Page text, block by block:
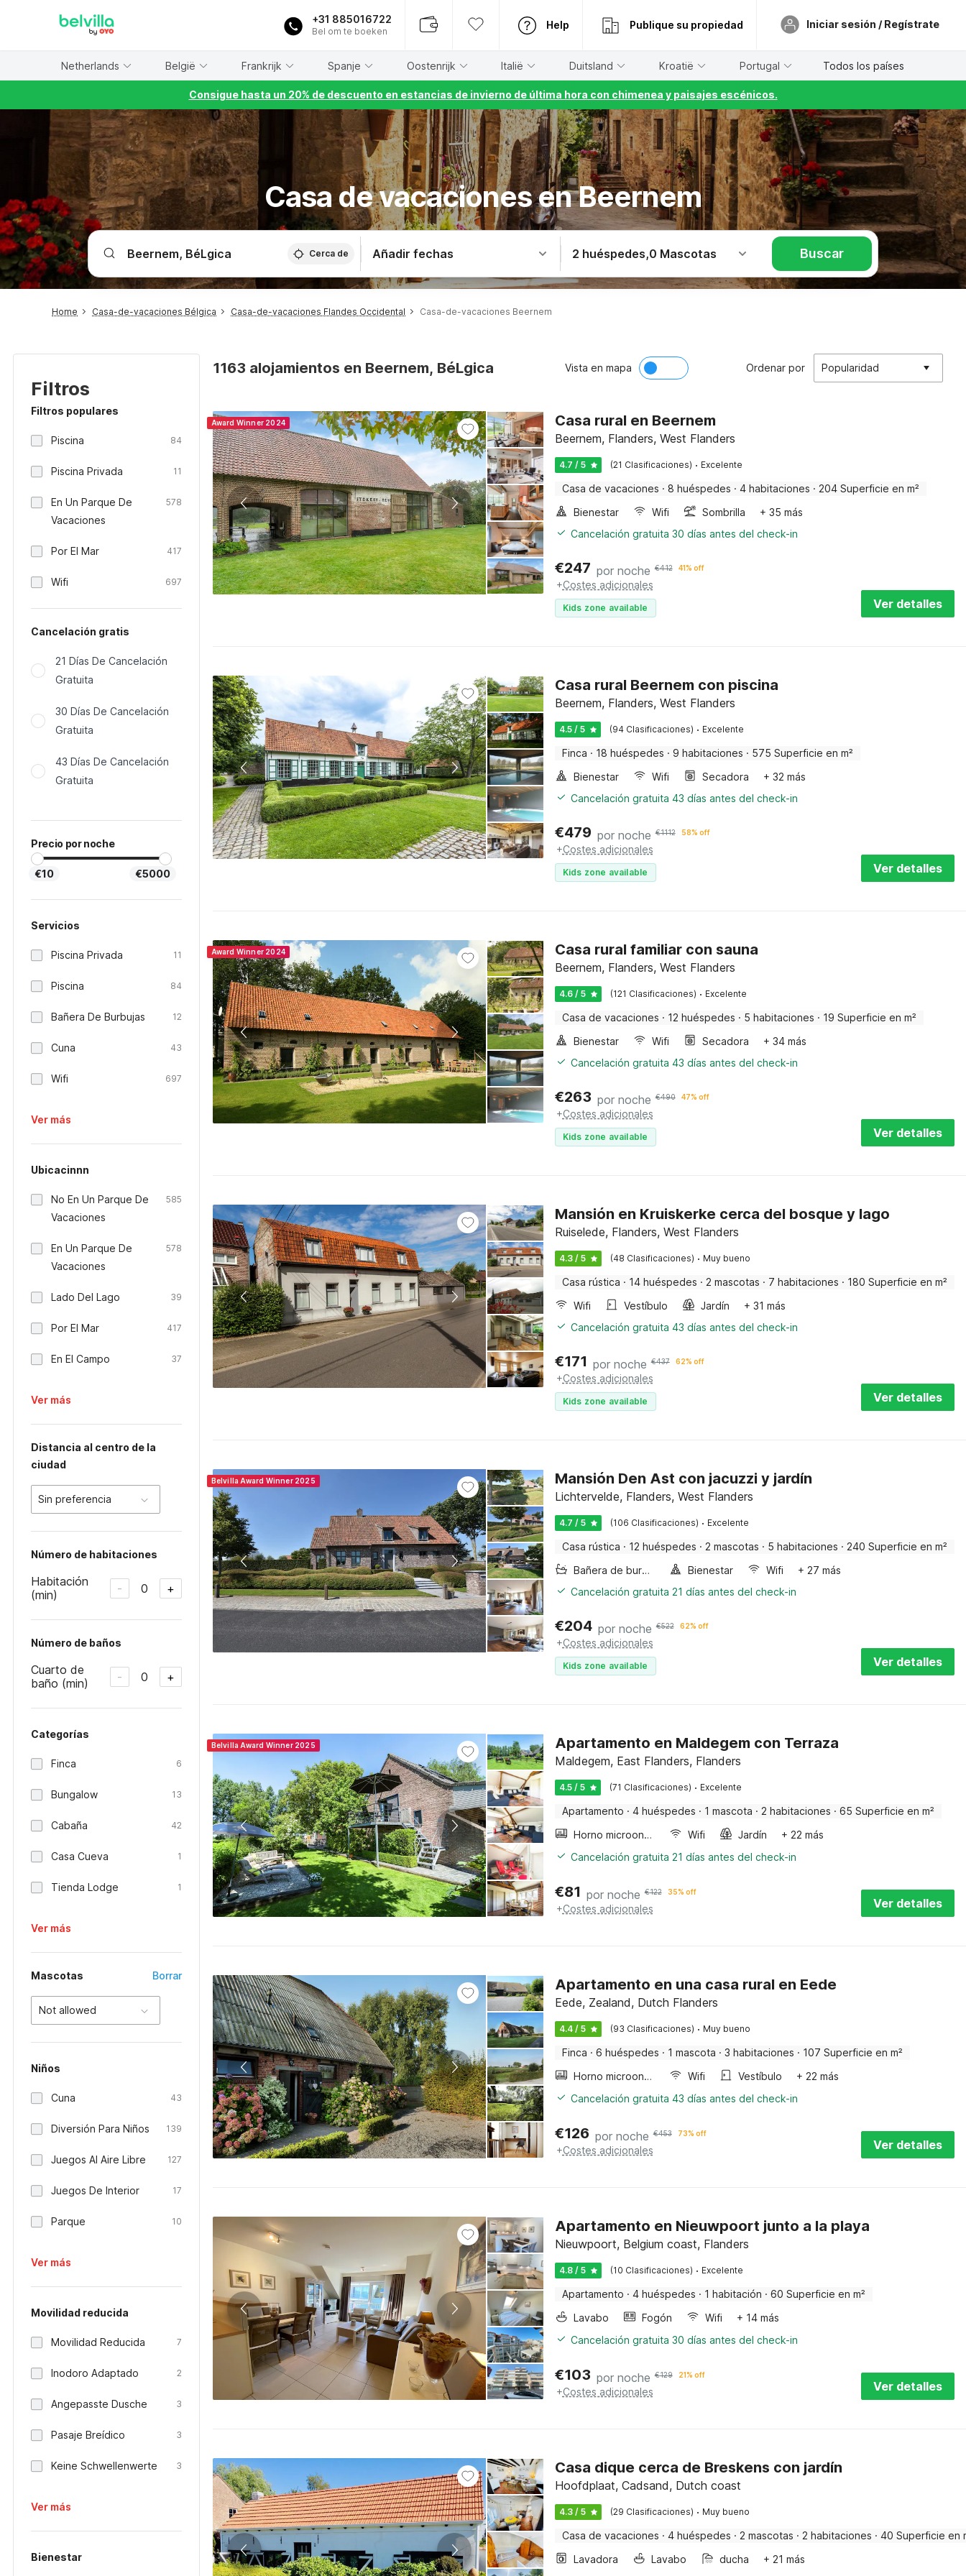
+31 885016722
Bel om te boeken
Help Publique su propiedad Iniciar sesión / Regístrate
Netherlands België Frankrijk Spanje Oostenrijk Italië Duitsland Kroatië Portugal Todos los países
Consigue hasta un 20% de descuento en estancias de invierno de última hora con chimenea y paisajes escénicos.
Casa de vacaciones en Beernem
Cerca de Añadir fechas 2 huéspedes,0 Mascotas Buscar
Home Casa-de-vacaciones Bélgica Casa-de-vacaciones Flandes Occidental Casa-de-vacaciones Beernem
Filtros
Filtros populares
Piscina 84
Piscina Privada 11
En Un Parque De
Vacaciones
578
Por El Mar 417
Wifi 697
Cancelación gratis
21 Días De Cancelación
Gratuita
30 Días De Cancelación
Gratuita
43 Días De Cancelación
Gratuita
Precio por noche
€10 €5000
Servicios
Piscina Privada 11
Piscina 84
Bañera De Burbujas 12
Cuna 43
Wifi 697
Ver más
Ubicacinnn
No En Un Parque De
Vacaciones
585
En Un Parque De
Vacaciones
578
Lado Del Lago 39
Por El Mar 417
En El Campo 37
Ver más
Distancia al centro de la
ciudad
Sin preferencia
Número de habitaciones
Habitación
(min)
- 0 +
Número de baños
Cuarto de
baño (min)
- 0 +
Categorías
Finca 6
Bungalow 13
Cabaña 42
Casa Cueva 1
Tienda Lodge 1
Ver más
Mascotas Borrar
Not allowed
Niños
Cuna 43
Diversión Para Niños 139
Juegos Al Aire Libre 127
Juegos De Interior 17
Parque 10
Ver más
Movilidad reducida
Movilidad Reducida 7
Inodoro Adaptado 2
Angepasste Dusche 3
Pasaje Breídico 3
Keine Schwellenwerte 3
Ver más
Bienestar
1163 alojamientos en Beernem, BéLgica Vista en mapa Ordenar por Popularidad
Award Winner 2024 Casa rural en Beernem
Beernem, Flanders, West Flanders
4.7 / 5 (21 Clasificaciones) · Excelente
Casa de vacaciones · 8 huéspedes · 4 habitaciones · 204 Superficie en m²
Bienestar
Wifi Sombrilla
+ 35 más
Cancelación gratuita 30 días antes del check-in
€247 por noche €412 41% off
+Costes adicionales
Kids zone available Ver detalles
Casa rural Beernem con piscina
Beernem, Flanders, West Flanders
4.5 / 5 (94 Clasificaciones) · Excelente
Finca · 18 huéspedes · 9 habitaciones · 575 Superficie en m²
Bienestar
Wifi Secadora
+ 32 más
Cancelación gratuita 43 días antes del check-in
€479 por noche €1112 58% off
+Costes adicionales
Kids zone available Ver detalles
Award Winner 2024 Casa rural familiar con sauna
Beernem, Flanders, West Flanders
4.6 / 5 (121 Clasificaciones) · Excelente
Casa de vacaciones · 12 huéspedes · 5 habitaciones · 19 Superficie en m²
Bienestar
Wifi Secadora
+ 34 más
Cancelación gratuita 43 días antes del check-in
€263 por noche €490 47% off
+Costes adicionales
Kids zone available Ver detalles
Mansión en Kruiskerke cerca del bosque y lago
Ruiselede, Flanders, West Flanders
4.3 / 5 (48 Clasificaciones) · Muy bueno
Casa rústica · 14 huéspedes · 2 mascotas · 7 habitaciones · 180 Superficie en m²
Wifi
Vestíbulo Jardín
+ 31 más
Cancelación gratuita 43 días antes del check-in
€171 por noche €437 62% off
+Costes adicionales
Kids zone available Ver detalles
Belvilla Award Winner 2025 Mansión Den Ast con jacuzzi y jardín
Lichtervelde, Flanders, West Flanders
4.7 / 5 (106 Clasificaciones) · Excelente
Casa rústica · 12 huéspedes · 2 mascotas · 5 habitaciones · 240 Superficie en m²
Bañera de burbujas
Bienestar Wifi
+ 27 más
Cancelación gratuita 21 días antes del check-in
€204 por noche €522 62% off
+Costes adicionales
Kids zone available Ver detalles
Belvilla Award Winner 2025 Apartamento en Maldegem con Terraza
Maldegem, East Flanders, Flanders
4.5 / 5 (71 Clasificaciones) · Excelente
Apartamento · 4 huéspedes · 1 mascota · 2 habitaciones · 65 Superficie en m²
Horno microondas
Wifi Jardín
+ 22 más
Cancelación gratuita 21 días antes del check-in
€81 por noche €122 35% off
+Costes adicionales Ver detalles
Apartamento en una casa rural en Eede
Eede, Zealand, Dutch Flanders
4.4 / 5 (93 Clasificaciones) · Muy bueno
Finca · 6 huéspedes · 1 mascota · 3 habitaciones · 107 Superficie en m²
Horno microondas
Wifi Vestíbulo
+ 22 más
Cancelación gratuita 43 días antes del check-in
€126 por noche €453 73% off
+Costes adicionales Ver detalles
Apartamento en Nieuwpoort junto a la playa
Nieuwpoort, Belgium coast, Flanders
4.8 / 5 (10 Clasificaciones) · Excelente
Apartamento · 4 huéspedes · 1 habitación · 60 Superficie en m²
Lavabo
Fogón Wifi
+ 14 más
Cancelación gratuita 30 días antes del check-in
€103 por noche €129 21% off
+Costes adicionales Ver detalles
Casa dique cerca de Breskens con jardín
Hoofdplaat, Cadsand, Dutch coast
4.3 / 5 (29 Clasificaciones) · Muy bueno
Casa de vacaciones · 4 huéspedes · 2 mascotas · 2 habitaciones · 40 Superficie en
Lavadora
Lavabo ducha
+ 21 más